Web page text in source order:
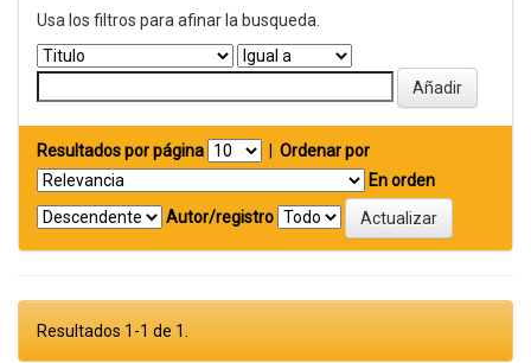
Usa los filtros para afinar la busqueda.
Resultados por página
Ordenar por
En orden
Autor/registro
Resultados 1-1 de 1.